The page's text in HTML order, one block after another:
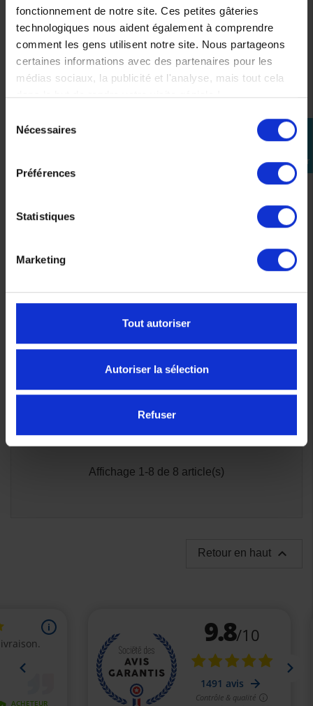
fonctionnement de notre site. Ces petites gâteries
technologiques nous aident également à comprendre
comment les gens utilisent notre site. Nous partageons
certaines informations avec des partenaires pour les
médias sociaux, la publicité et l'analyse, mais tout cela
dans le but de rendre votre visite géniale !
Nécessaires
Préférences
Statistiques
Marketing
Tout autoriser
Autoriser la sélection
Refuser
perm_identity
connecter
Selle Passager Ergo
129,06 €
Support de plaque KTM
Duke 125 / 390
99,00 €
Affichage 1-8 de 8 article(s)
Retour en haut 